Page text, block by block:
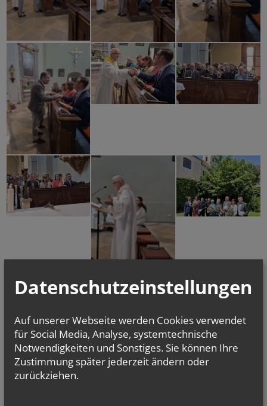
Datenschutzeinstellungen
Auf unserer Webseite werden Cookies verwendet
für Social Media, Analyse, systemtechnische
Notwendigkeiten und Sonstiges. Sie können Ihre
Zustimmung später jederzeit ändern oder
zurückziehen.